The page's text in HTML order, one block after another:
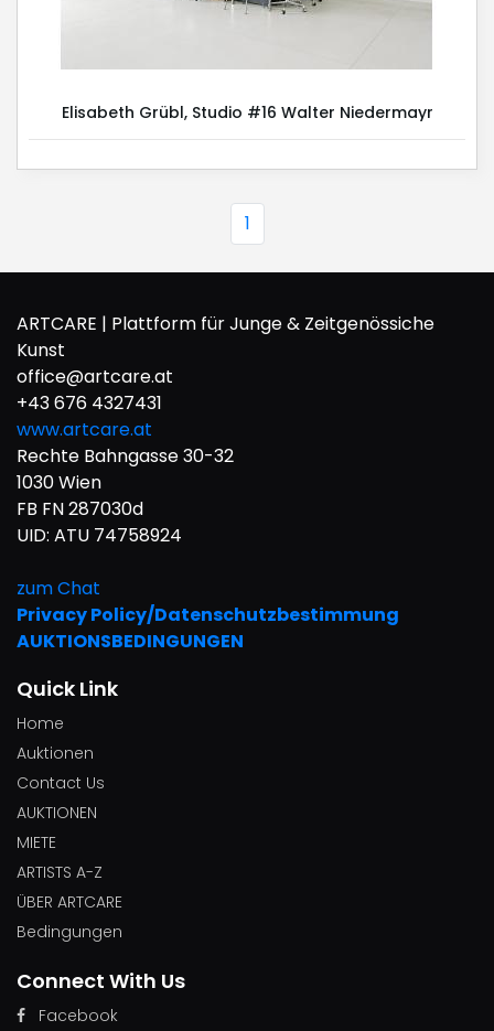
Elisabeth Grübl, Studio #16 Walter Niedermayr
1
ARTCARE | Plattform für Junge & Zeitgenössiche
Kunst
office@artcare.at
+43 676 4327431
www.artcare.at
Rechte Bahngasse 30-32
1030 Wien
FB FN 287030d
UID: ATU 74758924
zum Chat
Privacy Policy/Datenschutzbestimmung
AUKTIONSBEDINGUNGEN
Quick Link
Home
Auktionen
Contact Us
AUKTIONEN
MIETE
ARTISTS A-Z
ÜBER ARTCARE
Bedingungen
Connect With Us
Facebook